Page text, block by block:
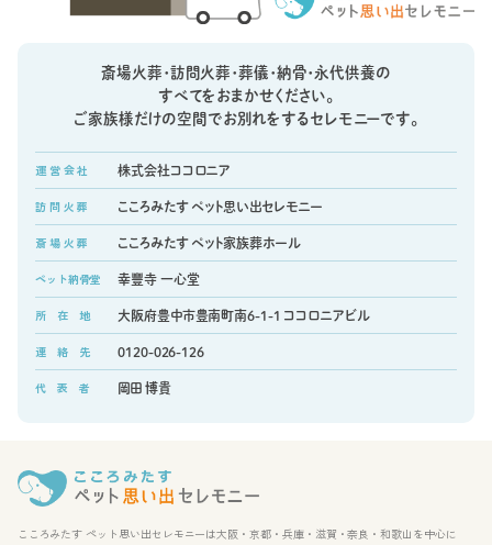
斎場火葬・訪問火葬・葬儀・納骨・永代供養の
すべてをおまかせください。
ご家族様だけの空間でお別れをするセレモニーです。
運 営 会 社 株式会社ココロニア
訪 問 火 葬 こころみたす ペット思い出セレモニー
斎 場 火 葬 こころみたす ペット家族葬ホール
ペット納骨堂 幸豐寺 一心堂
所 在 地 大阪府豊中市豊南町南6-1-1 ココロニアビル
連 絡 先 0120-026-126
代 表 者 岡田 博貴
こころみたす ペット思い出セレモニーは大阪・京都・兵庫・滋賀・奈良・和歌山を中心に